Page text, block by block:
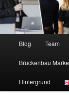
Blog Team
Brückenbau Marke
Hintergrund